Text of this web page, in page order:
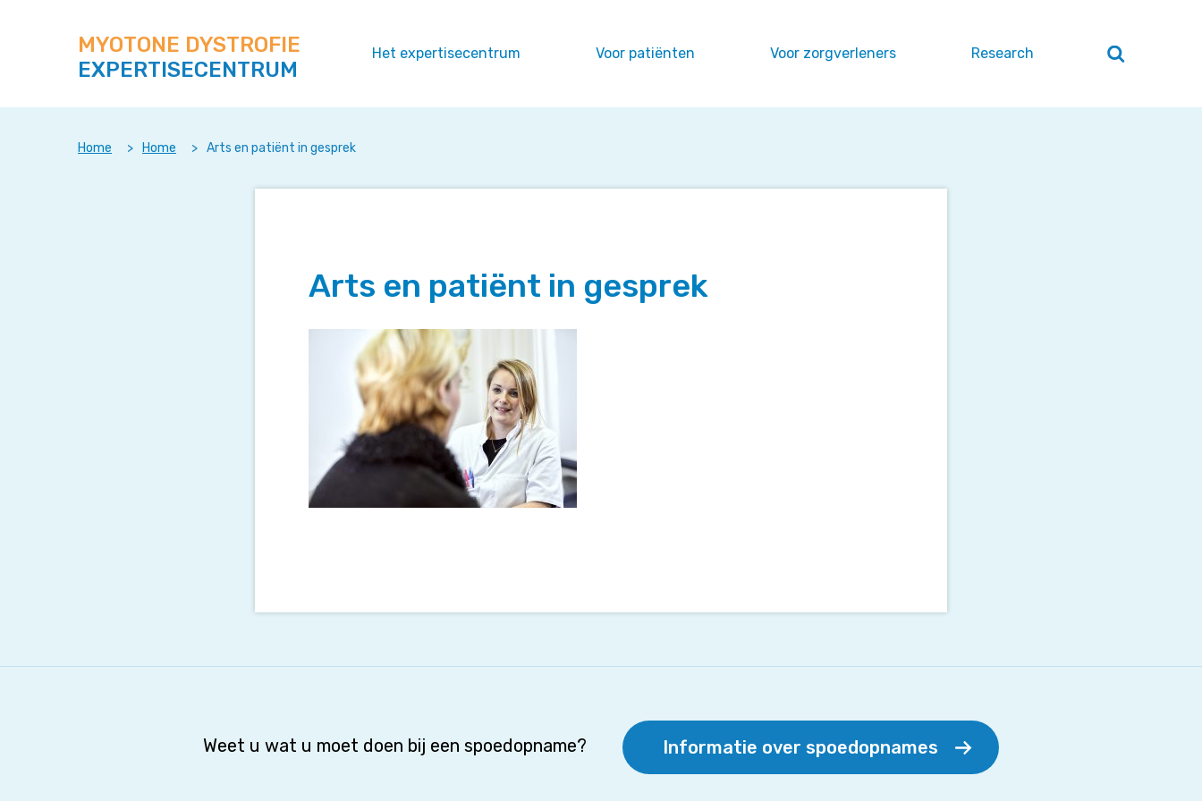
naar
content
deze
site
MYOTONE DYSTROFIE
EXPERTISECENTRUM
Het expertisecentrum Voor patiënten Voor zorgverleners Research Zoeken
sluiten
Home > Home > Arts en patiënt in gesprek
Arts en patiënt in gesprek
Weet u wat u moet doen bij een spoedopname? Informatie over spoedopnames